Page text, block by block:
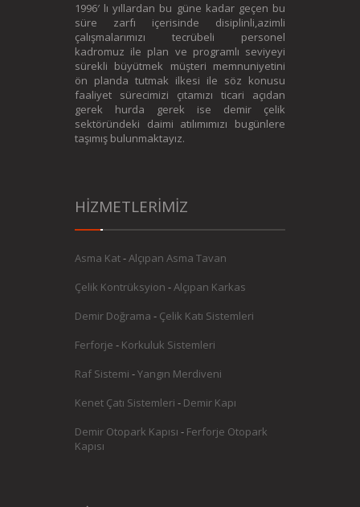
1996′ lı yıllardan bu güne kadar geçen bu
süre zarfı içerisinde disiplinli,azimli
çalışmalarımızı tecrübeli personel
kadromuz ile plan ve programlı seviyeyi
sürekli büyütmek müşteri memnuniyetini
ön planda tutmak ilkesi ile söz konusu
faaliyet sürecimizi çıtamızı ticari açıdan
gerek hurda gerek ise demir çelik
sektöründeki daimi atılımımızı bugünlere
taşımış bulunmaktayız.
HİZMETLERİMİZ
Asma Kat-Alçıpan Asma Tavan
Çelik Kontrüksyion -Alçıpan Karkas
Demir Doğrama - Çelik Katı Sistemleri
Ferforje - Korkuluk Sistemleri
Raf Sistemi -Yangın Merdiveni
Kenet Çatı Sistemleri - Demir Kapı
Demir Otopark Kapısı - Ferforje Otopark
Kapısı